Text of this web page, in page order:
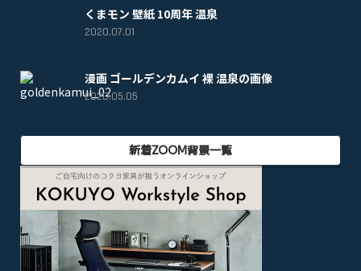
くまモン 壁紙 10周年 温泉
2020.07.01
漫画 ゴールデンカムイ 裸 温泉の画像
2020.05.05
新着ZOOM背景一覧